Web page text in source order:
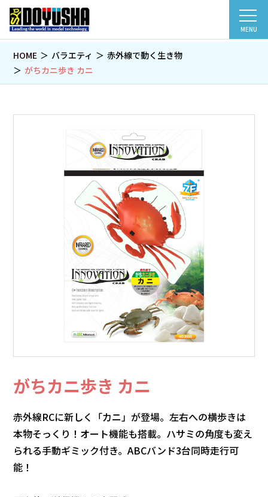
MENU
HOME バラエティ
赤外線で動く生き物
がちカニ歩き カニ
がちカニ歩き カニ
赤外線RCに新しく「カニ」が登場。左右への横歩きは
本物そっくり！オート機能も搭載。ハサミの角度も変え
られる手動ギミック付き。ABCバンド3台同時走行可
能！